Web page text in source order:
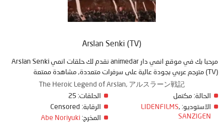
Arslan Senki (TV)
مرحبا بك في موقع انمي دار animedar نقدم لك حلقات انمي Arslan Senki
(TV) مترجم عربي بجودة عالية على سرفرات متعددة, مشاهدة ممتعة
The Heroic Legend of Arslan, アルスラーン戦記
الحالة: مكتمل
الاستوديو:
LIDENFILMS,
SANZIGEN
الحلقات: 25
الرقابة:
المخرج: Abe Noriyuki